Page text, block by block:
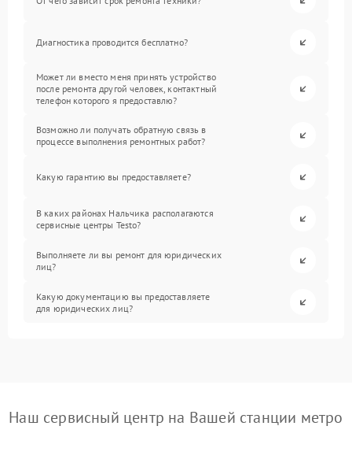
Диагностика проводится бесплатно?
Может ли вместо меня принять устройство
после ремонта другой человек, контактный
телефон которого я предоставлю?
Возможно ли получать обратную связь в
процессе выполнения ремонтных работ?
Какую гарантию вы предоставляете?
В каких районах Нальчика располагаются
сервисные центры Testo?
Выполняете ли вы ремонт для юридических
лиц?
Какую документацию вы предоставляете
для юридических лиц?
Наш сервисный центр на Вашей станции метро